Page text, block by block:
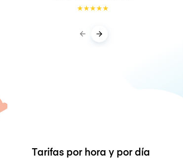
★★★★★
Tarifas por hora y por día